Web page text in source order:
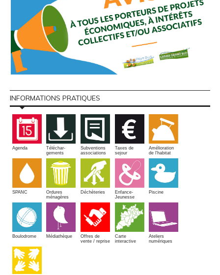
INFORMATIONS PRATIQUES
Agenda
Téléchar-
gements
Subventions
associations
Taxes de
sejour
Amélioration
de l'habitat
SPANC
Ordures
ménagères
Déchèteries
Enfance-
Jeunesse
Piscine
Boulodrome Médiathèque
Offres de
vente / reprise
Carte
interactive
Ateliers
numériques